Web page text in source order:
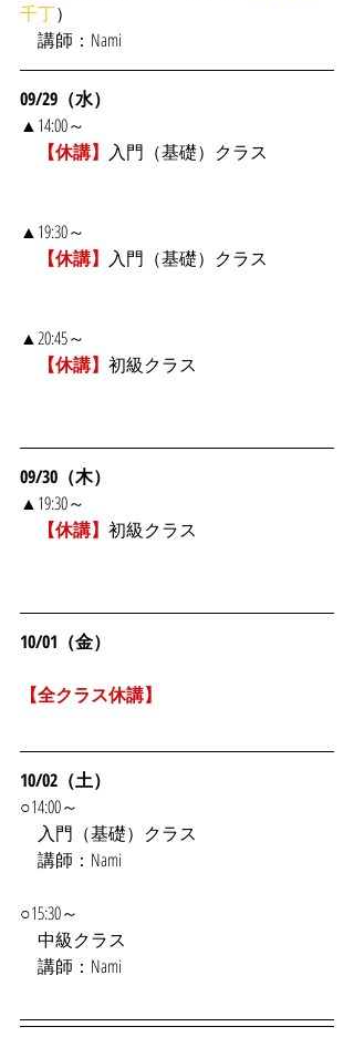
千丁）
講師：Nami
09/29（水）
▲14:00～
【休講】 入門（基礎）クラス
▲19:30～
【休講】 入門（基礎）クラス
▲20:45～
【休講】 初級クラス
09/30（木）
▲19:30～
【休講】 初級クラス
10/01（金）
【全クラス休講】
10/02（土）
○14:00～
入門（基礎）クラス
講師：Nami
○15:30～
中級クラス
講師：Nami